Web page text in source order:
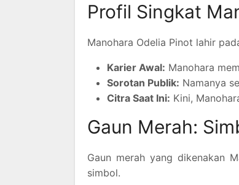
Profil Singkat
Manohara Odelia Pinot lahir
Karier Awal: Manohara
Sorotan Publik: Namanya
Citra Saat Ini: Kini,
Gaun Merah:
Gaun merah yang dikenakan
simbol.